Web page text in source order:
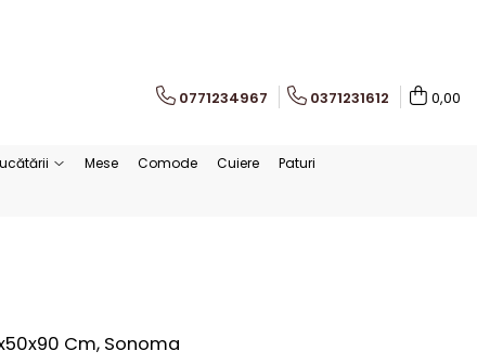
0771234967 0371231612 0,00
Mese Comode Cuiere
Paturi
Cm, Sonoma